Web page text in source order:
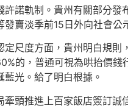
許諾軌制。貴州有關部分發
發賣淡季前15日外向社會
定尺度方面，貴州明白規則
的，普通可視為哄抬價
光。給了明白根據。
牽頭推進上百家飯店簽訂